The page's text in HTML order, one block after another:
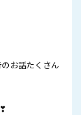
お話たくさん